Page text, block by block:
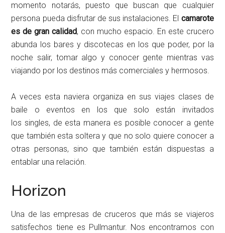
momento notarás, puesto que buscan que cualquier
persona pueda disfrutar de sus instalaciones. El camarote
es de gran calidad, con mucho espacio. En este crucero
abunda los bares y discotecas en los que poder, por la
noche salir, tomar algo y conocer gente mientras vas
viajando por los destinos más comerciales y hermosos.
A veces esta naviera organiza en sus viajes clases de
baile o eventos en los que solo están invitados
los singles, de esta manera es posible conocer a gente
que también esta soltera y que no solo quiere conocer a
otras personas, sino que también están dispuestas a
entablar una relación.
Horizon
Una de las empresas de cruceros que más se viajeros
satisfechos tiene es Pullmantur. Nos encontramos con